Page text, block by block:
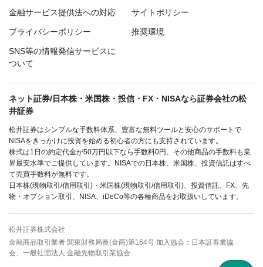
金融サービス提供法への対応 サイトポリシー
プライバシーポリシー 推奨環境
SNS等の情報発信サービスに
ついて
ネット証券/日本株・米国株・投信・FX・NISAなら証券会社の松
井証券
松井証券はシンプルな手数料体系、豊富な無料ツールと安心のサポートで
NISAをきっかけに投資を始める初心者の方にも支持されています。
株式は1日の約定代金が50万円以下なら手数料0円、その他商品の手数料も業
界最安水準でご提供しています。NISAでの日本株、米国株、投資信託はすべ
て売買手数料が無料です。
日本株(現物取引/信用取引)・米国株(現物取引/信用取引)、投資信託、FX、先
物・オプション取引、NISA、iDeCo等の各種商品をお取扱いしています。
松井証券株式会社
金融商品取引業者 関東財務局長(金商)第164号 加入協会：日本証券業協
会、一般社団法人 金融先物取引業協会